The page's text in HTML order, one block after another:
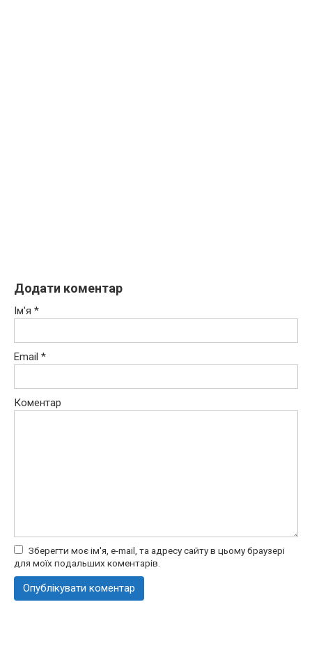
Додати коментар
Ім'я *
Email *
Коментар
Зберегти моє ім'я, e-mail, та адресу сайту в цьому браузері
для моїх подальших коментарів.